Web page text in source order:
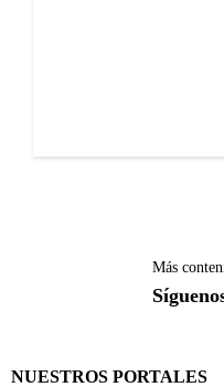
Más
NUESTROS PORTALES